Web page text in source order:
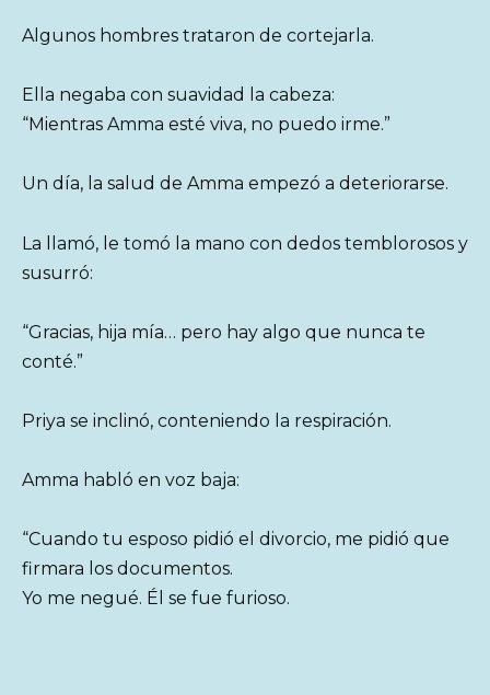
Algunos hombres trataron de cortejarla.
Ella negaba con suavidad la cabeza:
“Mientras Amma esté viva, no puedo irme.”
Un día, la salud de Amma empezó a deteriorarse.
La llamó, le tomó la mano con dedos temblorosos y
susurró:
“Gracias, hija mía… pero hay algo que nunca te
conté.”
Priya se inclinó, conteniendo la respiración.
Amma habló en voz baja:
“Cuando tu esposo pidió el divorcio, me pidió que
firmara los documentos.
Yo me negué. Él se fue furioso.